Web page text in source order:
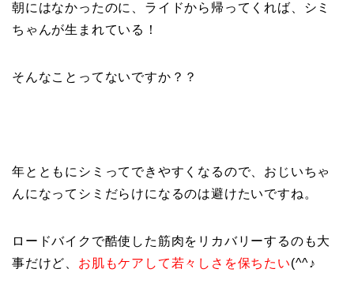
朝にはなかったのに、ライドから帰ってくれば、シミ
ちゃんが生まれている！
そんなことってないですか？？
年とともにシミってできやすくなるので、おじいちゃ
んになってシミだらけになるのは避けたいですね。
ロードバイクで酷使した筋肉をリカバリーするのも大
事だけど、 お肌もケアして若々しさを保ちたい(^^♪